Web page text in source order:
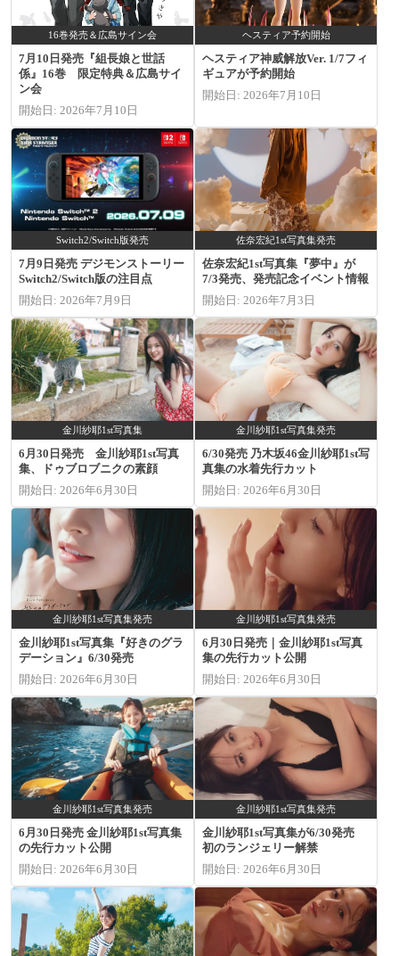
16巻発売＆広島サイン会
7月10日発売『組長娘と世話
係』16巻 限定特典＆広島サイ
ン会
開始日: 2026年7月10日
ヘスティア予約開始
ヘスティア神威解放Ver. 1/7フィ
ギュアが予約開始
開始日: 2026年7月10日
Switch2/Switch版発売
7月9日発売 デジモンストーリー
Switch2/Switch版の注目点
開始日: 2026年7月9日
佐奈宏紀1st写真集発売
佐奈宏紀1st写真集『夢中』が
7/3発売、発売記念イベント情報
開始日: 2026年7月3日
金川紗耶1st写真集
6月30日発売 金川紗耶1st写真
集、ドゥブロブニクの素顔
開始日: 2026年6月30日
金川紗耶1st写真集発売
6/30発売 乃木坂46金川紗耶1st写
真集の水着先行カット
開始日: 2026年6月30日
金川紗耶1st写真集発売
金川紗耶1st写真集『好きのグラ
デーション』6/30発売
開始日: 2026年6月30日
金川紗耶1st写真集発売
6月30日発売｜金川紗耶1st写真
集の先行カット公開
開始日: 2026年6月30日
金川紗耶1st写真集発売
6月30日発売 金川紗耶1st写真集
の先行カット公開
開始日: 2026年6月30日
金川紗耶1st写真集発売
金川紗耶1st写真集が6/30発売
初のランジェリー解禁
開始日: 2026年6月30日